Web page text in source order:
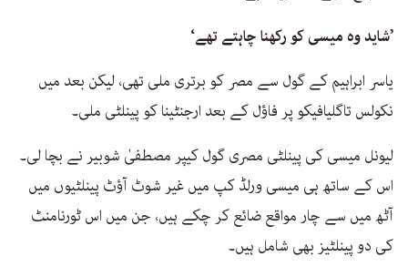
’شاید وہ میسی کو رکھنا چاہتے تھے‘
یاسر ابراہیم کے گول سے مصر کو برتری ملی تھی، لیکن بعد میں
نکولس تاگلیافیکو پر فاؤل کے بعد ارجنٹینا کو پینلٹی ملی۔
لیونل میسی کی پینلٹی مصری گول کیپر مصطفیٰ شوبیر نے بچا لی۔
اس کے ساتھ ہی میسی ورلڈ کپ میں غیر شوٹ آؤٹ پینلٹیوں میں
آٹھ میں سے چار مواقع ضائع کر چکے ہیں، جن میں اس ٹورنامنٹ
کی دو پینلٹیز بھی شامل ہیں۔